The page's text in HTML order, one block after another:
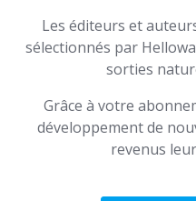
Les éditeurs et
sélectionnés par
sorties
Grâce à votre
développement de
revenus